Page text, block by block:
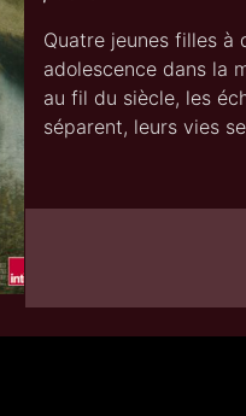
Quatre jeunes filles à
adolescence dans la
au fil du siècle, les
séparent, leurs vies